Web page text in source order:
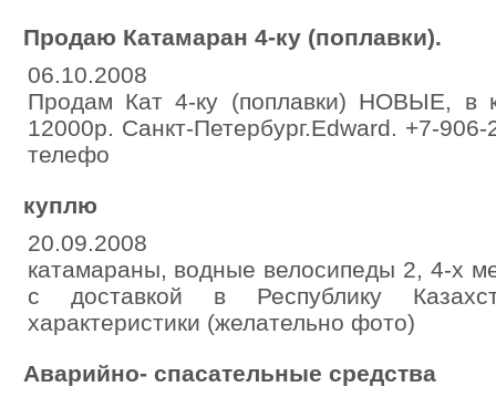
Продаю Катамаран 4-ку (поплавки).
06.10.2008
Продам Кат 4-ку (поплавки) НОВЫЕ, в
12000р. Санкт-Петербург.Edward. +7-
телефо
куплю
20.09.2008
катамараны, водные велосипеды 2, 4-х
с доставкой в Республику
характеристики (желательно фото)
Аварийно- спасательные средства